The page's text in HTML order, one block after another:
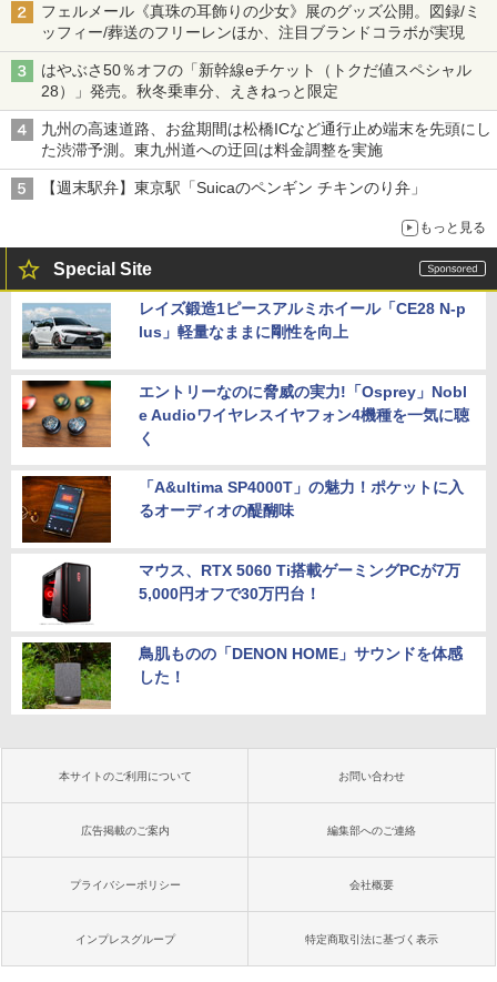
フェルメール《真珠の耳飾りの少女》展のグッズ公開。図録/ミ
ッフィー/葬送のフリーレンほか、注目ブランドコラボが実現
はやぶさ50％オフの「新幹線eチケット（トクだ値スペシャル
28）」発売。秋冬乗車分、えきねっと限定
九州の高速道路、お盆期間は松橋ICなど通行止め端末を先頭にし
た渋滞予測。東九州道への迂回は料金調整を実施
【週末駅弁】東京駅「Suicaのペンギン チキンのり弁」
もっと見る
Special Site
レイズ鍛造1ピースアルミホイール「CE28 N-p
lus」軽量なままに剛性を向上
エントリーなのに脅威の実力!「Osprey」Nobl
e Audioワイヤレスイヤフォン4機種を一気に聴
く
「A&ultima SP4000T」の魅力！ポケットに入
るオーディオの醍醐味
マウス、RTX 5060 Ti搭載ゲーミングPCが7万
5,000円オフで30万円台！
鳥肌ものの「DENON HOME」サウンドを体感
した！
本サイトのご利用について お問い合わせ
広告掲載のご案内 編集部へのご連絡
プライバシーポリシー 会社概要
インプレスグループ 特定商取引法に基づく表示